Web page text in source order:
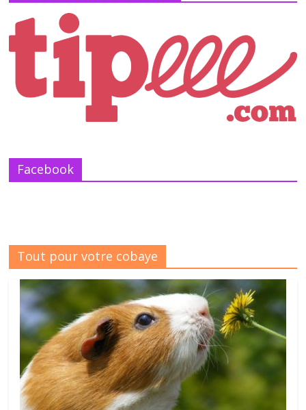
Facebook
Tout pour votre cobaye